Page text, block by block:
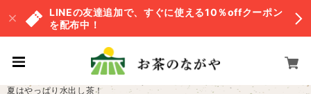
LINEの友達追加で、すぐに使える10％offクーポン
を配布中！
夏はやっぱり水出し茶！